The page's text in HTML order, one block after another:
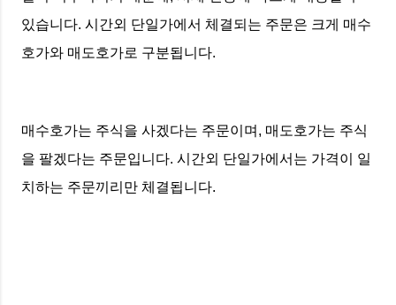
있습니다. 시간외 단일가에서 체결되는 주문은 크게 매수
호가와 매도호가로 구분됩니다.
매수호가는 주식을 사겠다는 주문이며, 매도호가는 주식
을 팔겠다는 주문입니다. 시간외 단일가에서는 가격이 일
치하는 주문끼리만 체결됩니다.